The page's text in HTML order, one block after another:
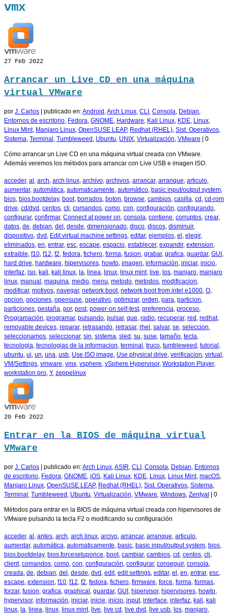
vmx
27 Feb 2022
Arrancar un Live CD en una máquina
virtual VMware
por J. Carlos publicado en:Android ,Arch Linux, CLI , Consola, Debian,
Entornos de escritorio, Fedora, GNOME, Hardware, Kali Linux, KDE, Linux,
Linux Mint, Manjaro Linux, OpenSUSE LEAP, Redhat (RHEL), Sist. Operativos,
Sistema, Terminal , Tumbleweed , Ubuntu, UNIX, Virtualización, VMware 0
Cómo arrancar un Live CD en una máquina virtual creada con VMware.
Además veremos los métodos para arrancar con Live USB e imagen ISO.
acceder, al , arch, arch linux, archivo, archivos, arrancar, arranque, articulo,
aumentar, automática, automaticamente, automático, basic input/output system,
bios, bios.bootdelay, boot, borrados, boton, browse, cambios, casilla, cd , cd-rom
drive, cd/dvd , centos, cli, comandos, como, con, configuración, configurando,
configurar, confirmar, Connect at power on, consola, contiene, corruptos, crear,
datos, de, debian, del , desde, dimensionado, disco, discos, disminuir,
dispositivo, dvd , Edit virtual machine settings, editar, ejemplos, el , elegir,
eliminados, en, entrar, esc, escape, espacio, establecer, expandir, extension,
extraible, f10, f12, f2, fedora, fichero, forma, fusion, grabar, grafica, guardar, GUI ,
hard drive, hardware, hipervisores, howto, imagen, información, iniciar, inicio,
interfaz, iso, kali, kali linux, la, linea, linux, linux mint, live, los, manjaro, manjaro
linux, manual , maquina, medio, menu, metodo, metodos, modificacion,
modificar, motivos, navegar, network boot, network boot from intel e1000, O,
opcion, opciones, opensuse, operativo, optimizar, orden, para, particion,
particiones, pestaña, por, post, power-on self-test, preferencia, proceso,
Programación, programar, pulsando, pulsar, que, radio, recuperar, red , redhat,
removable devices, reparar, retrasando, retrasar, rhel , salvar, se, seleccion,
seleccionamos, seleccionar, sin, sistema, sled , su, suse, tamaño, tecla,
tecnologia, tecnologias de la informacion, terminal , truco, tumbleweed , tutorial ,
ubuntu, ui, un, una, usb, Use ISO image, Use physical drive, verificacion, virtual ,
VM/Settings, vmware, vmx, vsphere, vSphere Hypervisor, Workstation Player,
workstation pro, Y, zeppelinux
20 Feb 2022
Entrar en la BIOS de máquina virtual
VMware
por J. Carlos publicado en:Arch Linux,ASIR, CLI , Consola, Debian, Entornos
de escritorio, Fedora, GNOME, iOS, Kali Linux, KDE, Linux, Linux Mint, macOS,
Manjaro Linux, OpenSUSE LEAP, Redhat (RHEL), Sist. Operativos, Sistema,
Terminal , Tumbleweed , Ubuntu, Virtualización, VMware, Windows, Zentyal 0
Métodos para entrar en la BIOS de máquina virtual creada con hipervisores de
VMware pulsando la tecla F2 o modificando su configuración
acceder, al , antes, arch, arch linux, arcivo, arrancar, arranque, articulo,
aumentar, automática, automaticamente, basic, basic input/output system, bios,
bios.bootdelay, bios.forcesetuponce, boot, cambiar, cambios, cd , centos, cli,
client, comandos, como, con, configuración, configurar, conseguir, consola,
creada, de, debian, del , desde, dvd , edit, edit settings, editar, el , en, entrar, esc,
escape, extension, f10, f12, f2, fedora, fichero, firmware, force, forma, formas,
forzar, fusion, grafica, graphical , guardar, GUI , hipervisor, hipervisores, howto,
hypervisor, información, iniciar, inicie, inicio, input, interface, interfaz, kali, kali
linux, la, linea, linux, linux mint, live, live cd , live dvd , live usb, los, manjaro,